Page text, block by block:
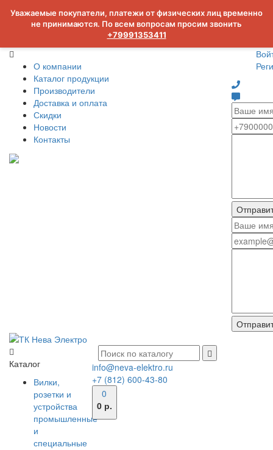
Уважаемые покупатели, платежи от физических лиц временно
не принимаются. По всем вопросам просим звонить
+79991353411
О компании
Каталог продукции
Производители
Доставка и оплата
Скидки
Новости
Контакты
Каталог
Вилки,
розетки и
устройства
промышленные
и
специальные
info@neva-elektro.ru
+7 (812) 600-43-80
0
0 р.